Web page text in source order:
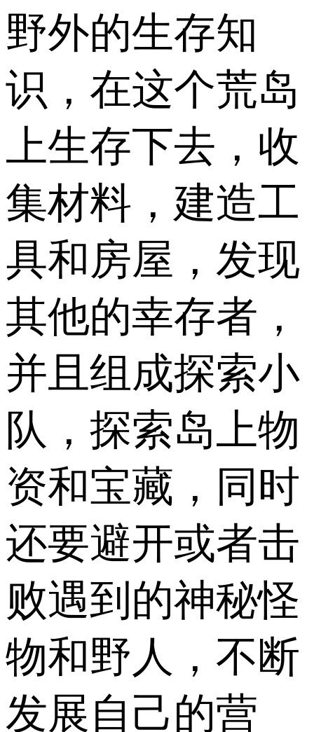
野外的生存知
识，在这个荒岛
上生存下去，收
集材料，建造工
具和房屋，发现
其他的幸存者，
并且组成探索小
队，探索岛上物
资和宝藏，同时
还要避开或者击
败遇到的神秘怪
物和野人，不断
发展自己的营